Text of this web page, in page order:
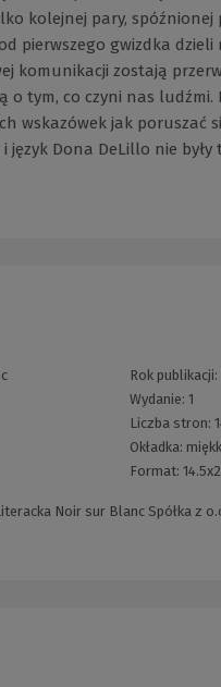
kolejnej pary,
pierwszego gwizdka
komunikacji zostają
o tym, co czyni nas
wskazówek jak poruszać
język Dona DeLillo nie
Rok publikacji:
Wydanie: 1
Liczba stron:
Okładka:
Format:
Noir sur Blanc Spółka z